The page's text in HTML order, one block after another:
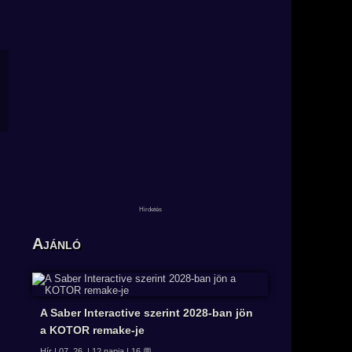
Ajánló
A Saber Interactive szerint 2028-ban jön
a KOTOR remake-je